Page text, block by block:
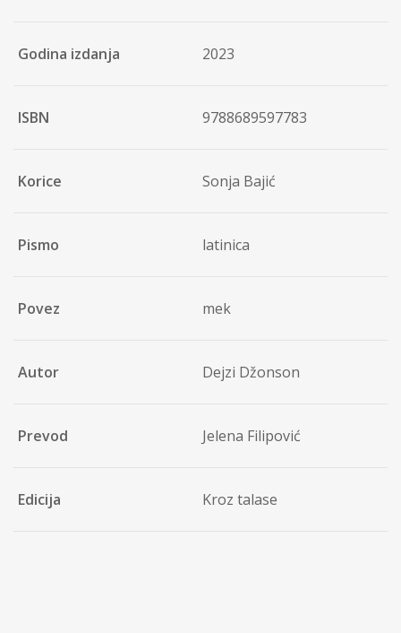
Godina izdanja 2023
ISBN 9788689597783
Korice Sonja Bajić
Pismo latinica
Povez mek
Autor Dejzi Džonson
Prevod Jelena Filipović
Edicija Kroz talase